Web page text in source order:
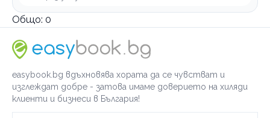
Общо: 0
easybook.bg вдъхновява хората да се чувстват и
изглеждат добре - затова имаме доверието на хиляди
клиенти и бизнеси в България!